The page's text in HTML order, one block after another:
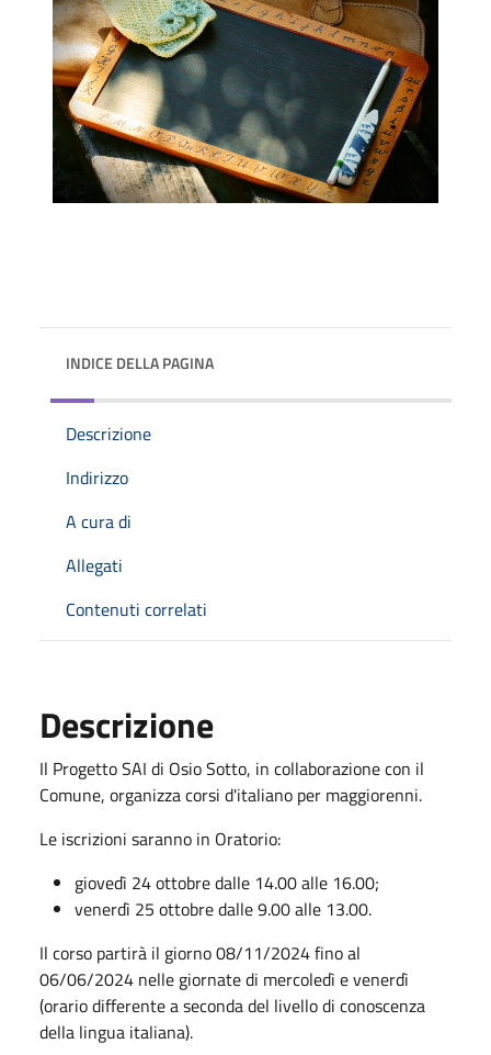
INDICE DELLA PAGINA
Descrizione
Indirizzo
A cura di
Allegati
Contenuti correlati
Descrizione
Il Progetto SAI di Osio Sotto, in collaborazione con il
Comune, organizza corsi d'italiano per maggiorenni.
Le iscrizioni saranno in Oratorio:
giovedì 24 ottobre dalle 14.00 alle 16.00;
venerdì 25 ottobre dalle 9.00 alle 13.00.
Il corso partirà il giorno 08/11/2024 fino al
06/06/2024 nelle giornate di mercoledì e venerdì
(orario differente a seconda del livello di conoscenza
della lingua italiana).